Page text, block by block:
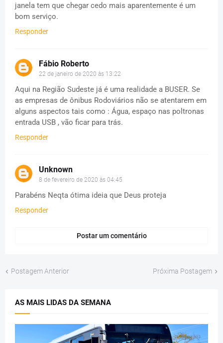
janela tem que chegar cedo mais aparentemente é um
bom serviço.
Responder
Fábio Roberto
22 de janeiro de 2020 às 13:22
Aqui na Região Sudeste já é uma realidade a BUSER. Se
as empresas de ônibus Rodoviários não se atentarem em
alguns aspectos tais como : Água, espaço nas poltronas
entrada USB , vão ficar para trás.
Responder
Unknown
8 de fevereiro de 2020 às 04:45
Parabéns Neqta ótima ideia que Deus proteja
Responder
Postar um comentário
Postagem Anterior Próxima Postagem
AS MAIS LIDAS DA SEMANA